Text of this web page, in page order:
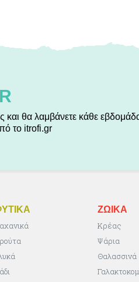
θα λαμβάνετε κάθε εβδομάδα
το itrofi.gr
ΖΩΙΚA
Κρέας
Ψάρια
Θαλασσινά